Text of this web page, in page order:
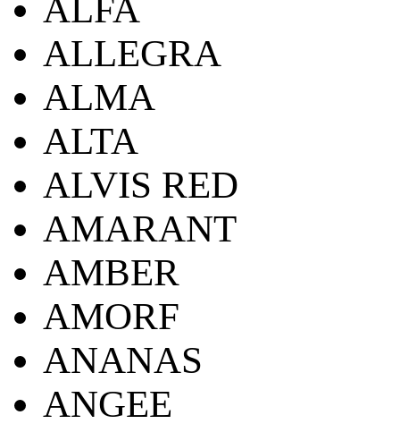
ALFA
ALLEGRA
ALMA
ALTA
ALVIS RED
AMARANT
AMBER
AMORF
ANANAS
ANGEE